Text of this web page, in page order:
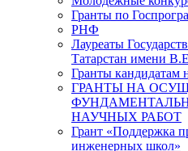
Гранты по
РНФ
Лауреаты
Татарстан имени
Гранты кандидатам
ГРАНТЫ НА
НАУЧНЫХ РАБОТ
Грант «Поддержка
инженерных школ»